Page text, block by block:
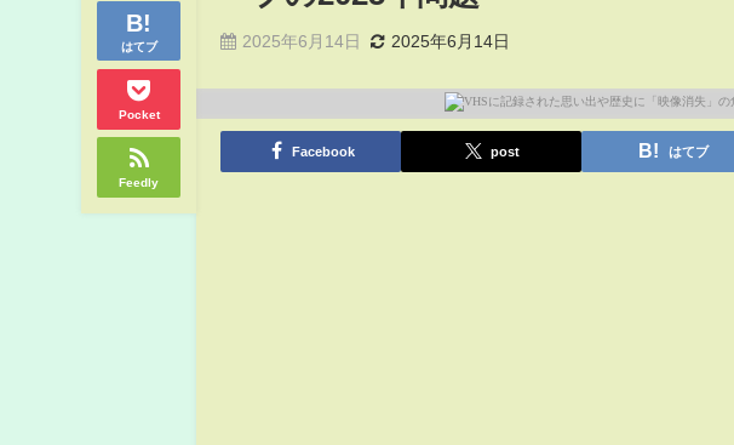
はてブ
Pocket
Feedly
2025年6月14日 2025年6月14日
Facebook post はてブ